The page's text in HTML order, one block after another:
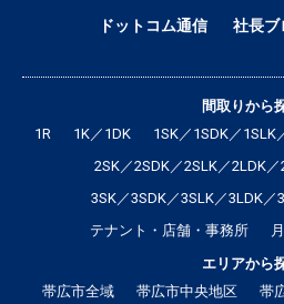
ドットコム通信
社長ブ
間取りから
1R
1K／1DK 1SK／1SDK／1SLK
2SK／2SDK／2SLK／2LDK／
3SK／3SDK／3SLK／3LDK／
テナント・店舗・事務所
エリアから
帯広市全域
帯広市中央地区 帯